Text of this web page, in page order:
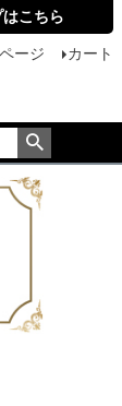
ージ カート
こちら